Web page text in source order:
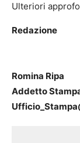
Ulteriori
Redazione
Romina Ripa
Addetto